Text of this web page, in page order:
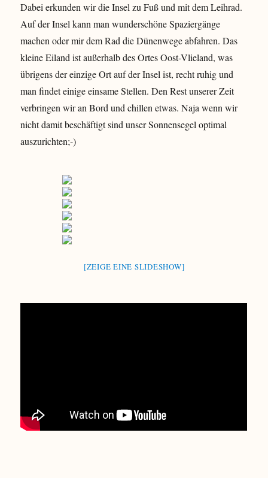
Dabei erkunden wir die Insel zu Fuß und mit dem Leihrad.
Auf der Insel kann man wunderschöne Spaziergänge
machen oder mir dem Rad die Dünenwege abfahren. Das
kleine Eiland ist außerhalb des Ortes Oost-Vlieland, was
übrigens der einzige Ort auf der Insel ist, recht ruhig und
man findet einige einsame Stellen. Den Rest unserer Zeit
verbringen wir an Bord und chillen etwas. Naja wenn wir
nicht damit beschäftigt sind unser Sonnensegel optimal
auszurichten;-)
[ZEIGE EINE SLIDESHOW]